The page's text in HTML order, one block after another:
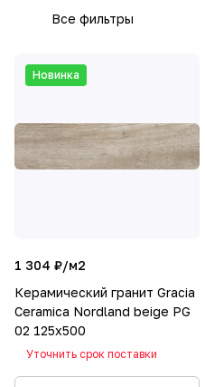
Все фильтры
Новинка
1 304 ₽/м2
Керамический гранит Gracia
Ceramica Nordland beige PG
02 125x500
Уточнить срок поставки